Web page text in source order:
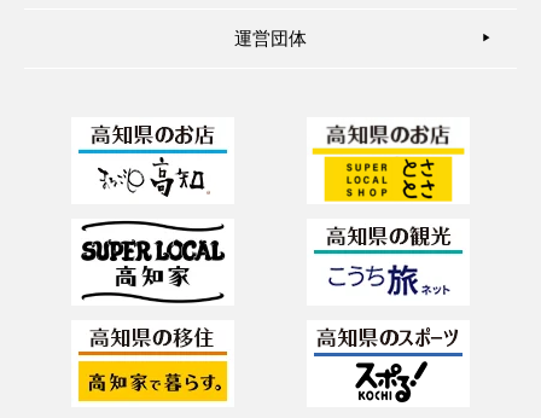
運営団体 ▶︎